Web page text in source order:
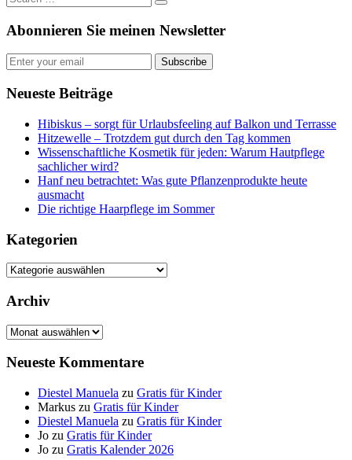
Abonnieren Sie meinen Newsletter
Subscribe
Neueste Beiträge
Hibiskus – sorgt für Urlaubsfeeling auf Balkon und Terrasse
Hitzewelle – Trotzdem gut durch den Tag kommen
Wissenschaftliche Kosmetik für jeden: Warum Hautpflege
sachlicher wird?
Hanf neu betrachtet: Was gute Pflanzenprodukte heute
ausmacht
Die richtige Haarpflege im Sommer
Kategorien
Kategorien
Archiv
Archiv
Neueste Kommentare
Diestel Manuela zu Gratis für Kinder
Markus zu Gratis für Kinder
Diestel Manuela zu Gratis für Kinder
Jo zu Gratis für Kinder
Jo zu Gratis Kalender 2026